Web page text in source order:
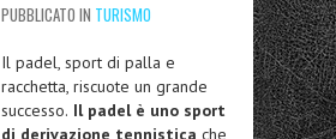
PUBBLICATO IN TURISMO
Il padel, sport di palla e
racchetta, riscuote un grande
successo. Il padel è uno sport
di derivazione tennistica che